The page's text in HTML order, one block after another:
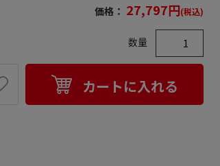
価格： 27,797円(税込)
数量
カートに入れる